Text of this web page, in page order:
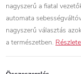
nagyszerű a fiatal
automata
nagyszerű választás
a természetben.